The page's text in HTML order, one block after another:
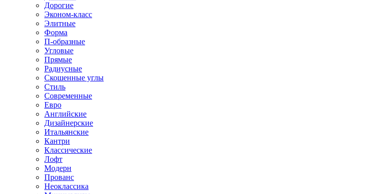
Дорогие
Эконом-класс
Элитные
Форма
П-образные
Угловые
Прямые
Радиусные
Скошенные углы
Стиль
Современные
Евро
Английские
Дизайнерские
Итальянские
Кантри
Классические
Лофт
Модерн
Прованс
Неоклассика